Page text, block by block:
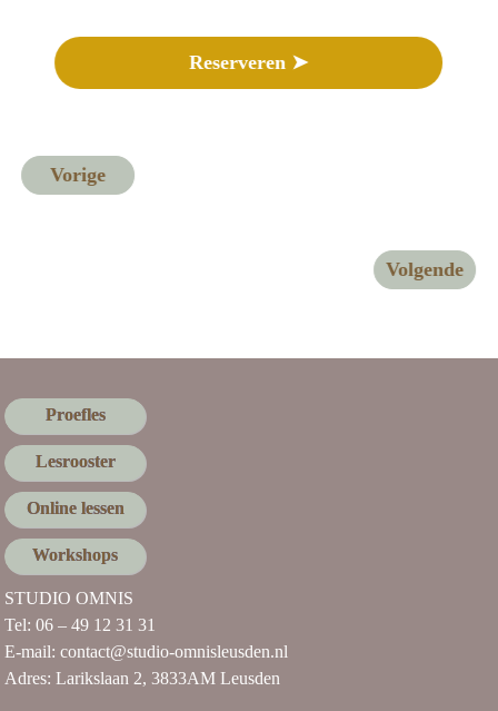
Reserveren ➤
Vorige
Volgende
Proefles
Lesrooster
Online lessen
Workshops
STUDIO OMNIS
Tel:06 – 49 12 31 31
E-mail:contact@studio-omnisleusden.nl
Adres:Larikslaan 2, 3833AM Leusden